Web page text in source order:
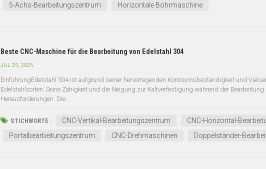
5-Achs-Bearbeitungszentrum
Horizontale Bohrmaschine
Beste CNC-Maschine für die Bearbeitung von Edelstahl 304
JUL 25, 2025
EinführungEdelstahl 304 ist aufgrund seiner hervorragenden Korrosionsbeständigkeit und
Edelstahlsorten. Seine Zähigkeit und die Neigung zur Kaltverfestigung während der Bearbeitung
Herausforderungen. Die...
STICHWORTE : CNC-Vertikal-Bearbeitungszentrum CNC-Horizontal-
Portalbearbeitungszentrum
CNC-Drehmaschinen Doppelständer-